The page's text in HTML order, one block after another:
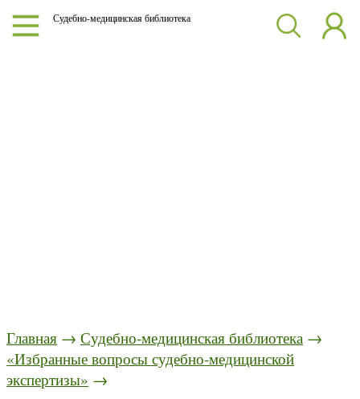
Судебно-медицинская библиотека
Главная → Судебно-медицинская библиотека →
«Избранные вопросы судебно-медицинской
экспертизы» →